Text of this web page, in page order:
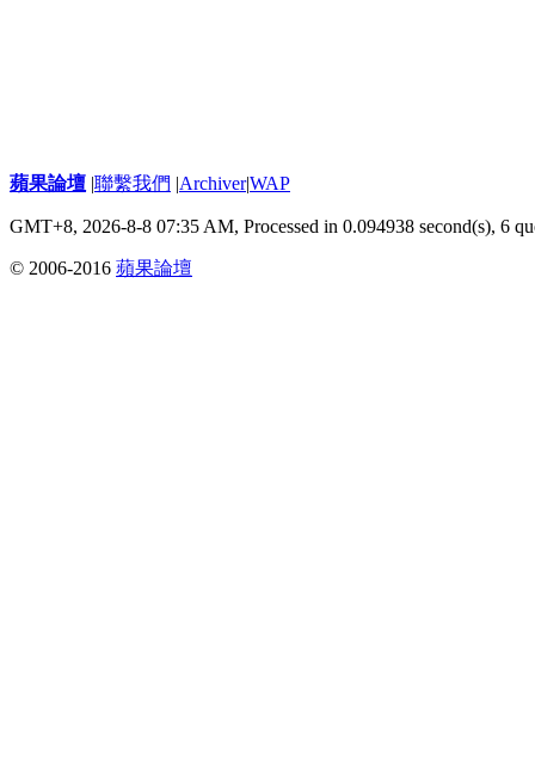
蘋果論壇 |聯繫我們 |Archiver|WAP
GMT+8, 2026-8-8 07:35 AM, Processed in 0.094938 second(s), 6
© 2006-2016 蘋果論壇